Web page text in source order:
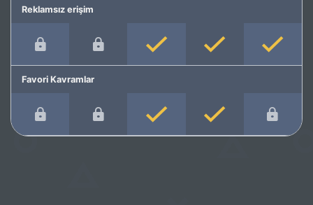
Reklamsız erişim
Favori Kavramlar